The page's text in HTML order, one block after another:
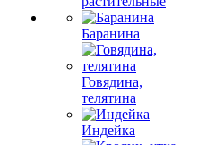
Баранина
Говядина,
телятина
Индейка